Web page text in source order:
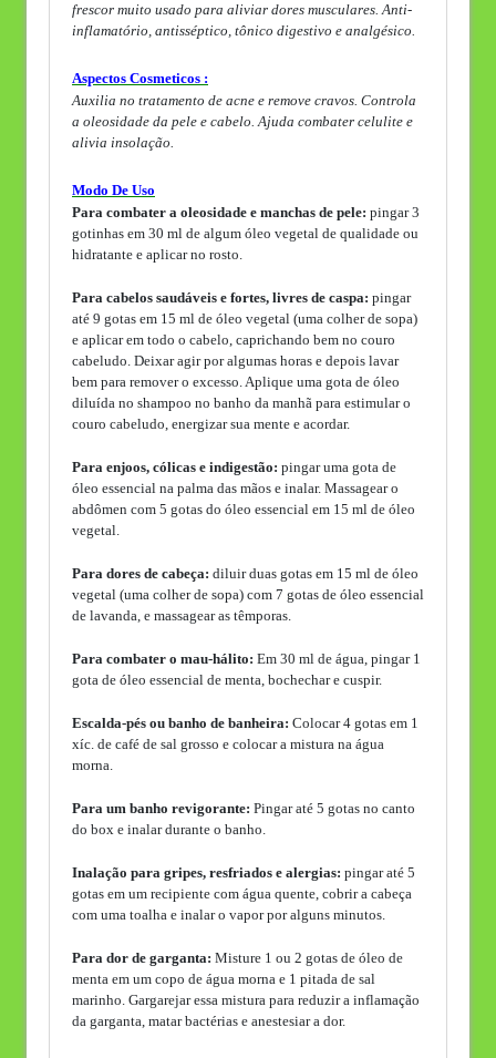
frescor muito usado para aliviar dores musculares. Anti-
inflamatório, antisséptico, tônico digestivo e analgésico.
Aspectos Cosmeticos :
Auxilia no tratamento de acne e remove cravos. Controla
a oleosidade da pele e cabelo. Ajuda combater celulite e
alivia insolação.
Modo De Uso
Para combater a oleosidade e manchas de pele: pingar 3
gotinhas em 30 ml de algum óleo vegetal de qualidade ou
hidratante e aplicar no rosto.
Para cabelos saudáveis e fortes, livres de caspa: pingar
até 9 gotas em 15 ml de óleo vegetal (uma colher de sopa)
e aplicar em todo o cabelo, caprichando bem no couro
cabeludo. Deixar agir por algumas horas e depois lavar
bem para remover o excesso. Aplique uma gota de óleo
diluída no shampoo no banho da manhã para estimular o
couro cabeludo, energizar sua mente e acordar.
Para enjoos, cólicas e indigestão: pingar uma gota de
óleo essencial na palma das mãos e inalar. Massagear o
abdômen com 5 gotas do óleo essencial em 15 ml de óleo
vegetal.
Para dores de cabeça: diluir duas gotas em 15 ml de óleo
vegetal (uma colher de sopa) com 7 gotas de óleo essencial
de lavanda, e massagear as têmporas.
Para combater o mau-hálito: Em 30 ml de água, pingar 1
gota de óleo essencial de menta, bochechar e cuspir.
Escalda-pés ou banho de banheira: Colocar 4 gotas em 1
xíc. de café de sal grosso e colocar a mistura na água
morna.
Para um banho revigorante: Pingar até 5 gotas no canto
do box e inalar durante o banho.
Inalação para gripes, resfriados e alergias: pingar até 5
gotas em um recipiente com água quente, cobrir a cabeça
com uma toalha e inalar o vapor por alguns minutos.
Para dor de garganta: Misture 1 ou 2 gotas de óleo de
menta em um copo de água morna e 1 pitada de sal
marinho. Gargarejar essa mistura para reduzir a inflamação
da garganta, matar bactérias e anestesiar a dor.